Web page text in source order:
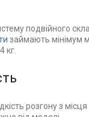
подвійного
займають мінімум
кг.
розгону з місця